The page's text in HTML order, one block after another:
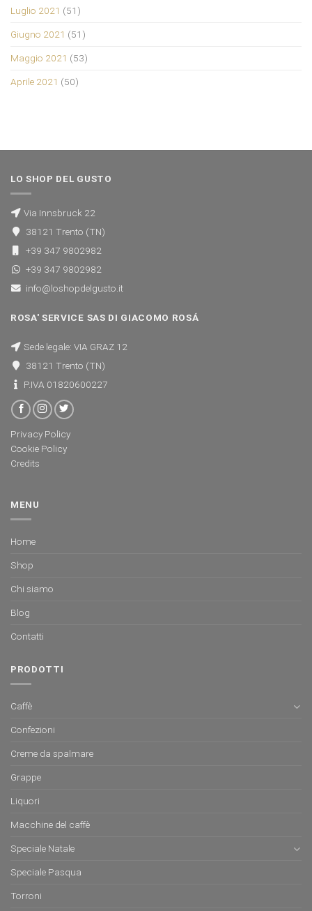
Luglio 2021 (51)
Giugno 2021 (51)
Maggio 2021 (53)
Aprile 2021 (50)
LO SHOP DEL GUSTO
Via Innsbruck 22
38121 Trento (TN)
+39 347 9802982
+39 347 9802982
info@loshopdelgusto.it
ROSA' SERVICE SAS DI GIACOMO ROSÁ
Sede legale: VIA GRAZ 12
38121 Trento (TN)
P.IVA 01820600227
Privacy Policy
Cookie Policy
Credits
MENU
Home
Shop
Chi siamo
Blog
Contatti
PRODOTTI
Caffè
Confezioni
Creme da spalmare
Grappe
Liquori
Macchine del caffè
Speciale Natale
Speciale Pasqua
Torroni